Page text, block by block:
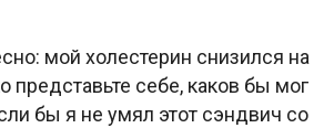
мой холестерин снизился на
представьте себе, каков бы мог
бы я не умял этот сэндвич со